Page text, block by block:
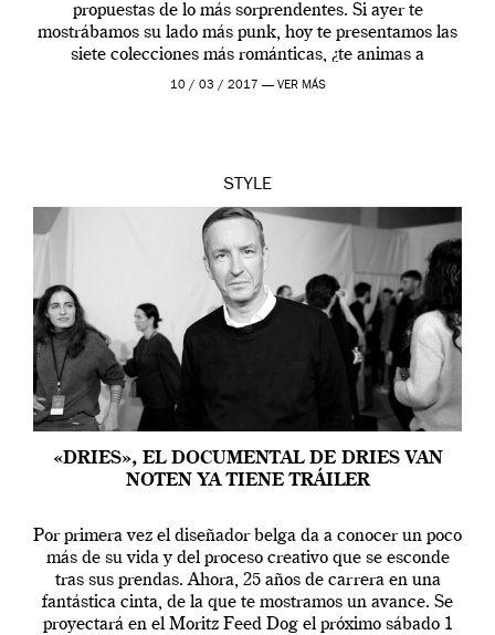
propuestas de lo más sorprendentes. Si ayer te
mostrábamos su lado más punk, hoy te presentamos las
siete colecciones más románticas, ¿te animas a
descubrirlas? · Jacquemus · Jacquemus nos […]
10 / 03 / 2017 — VER MÁS
STYLE
«DRIES», EL DOCUMENTAL DE DRIES VAN
NOTEN YA TIENE TRÁILER
Por primera vez el diseñador belga da a conocer un poco
más de su vida y del proceso creativo que se esconde
tras sus prendas. Ahora, 25 años de carrera en una
fantástica cinta, de la que te mostramos un avance. Se
proyectará en el Moritz Feed Dog el próximo sábado 1